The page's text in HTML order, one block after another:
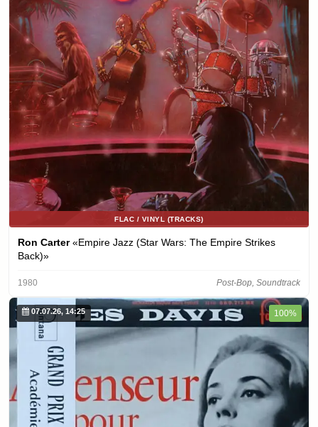
FLAC / VINYL (TRACKS)
Ron Carter«Empire Jazz (Star Wars: The Empire Strikes
Back)»
1980 Post-Bop, Soundtrack
07.07.26, 14:25 100%